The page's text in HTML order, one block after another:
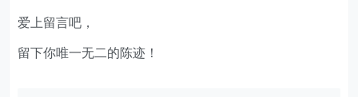
爱上留言吧，
留下你唯一无二的陈迹！